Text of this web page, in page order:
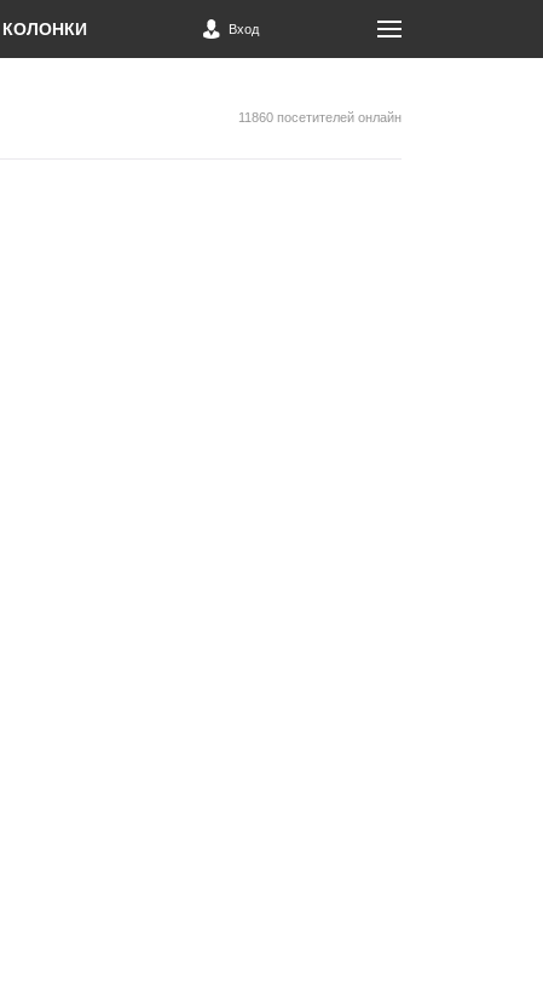
КОЛОНКИ Вход
11860 посетителей онлайн